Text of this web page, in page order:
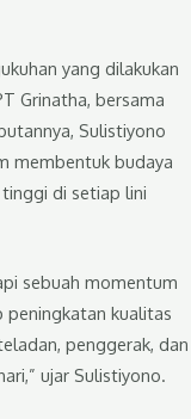
yang dilakukan
Grinatha, bersama
Sulistiyono
membentuk budaya
di setiap lini
sebuah momentum
peningkatan kualitas
penggerak, dan
ujar Sulistiyono.